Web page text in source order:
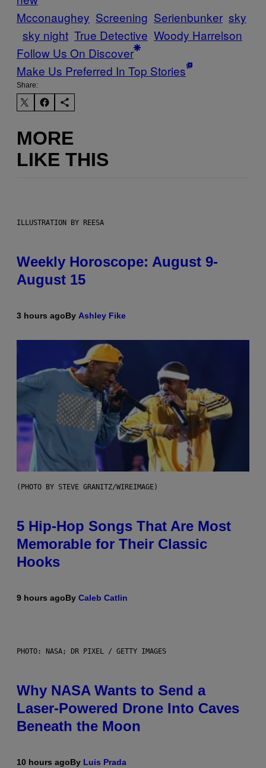
Mcconaughey Screening Serienbunker sky
sky night True Detective Woody Harrelson
Follow Us On Discover
Make Us Preferred In Top Stories
Share:
MORE
LIKE THIS
ILLUSTRATION BY REESA
Weekly Horoscope: August 9-
August 15
3 hours agoBy Ashley Fike
(PHOTO BY STEVE GRANITZ/WIREIMAGE)
5 Hip-Hop Songs That Are Most
Memorable for Their Classic
Hooks
9 hours agoBy Caleb Catlin
PHOTO: NASA; DR PIXEL / GETTY IMAGES
Why NASA Wants to Send a
Laser-Powered Drone Into Caves
Beneath the Moon
10 hours agoBy Luis Prada